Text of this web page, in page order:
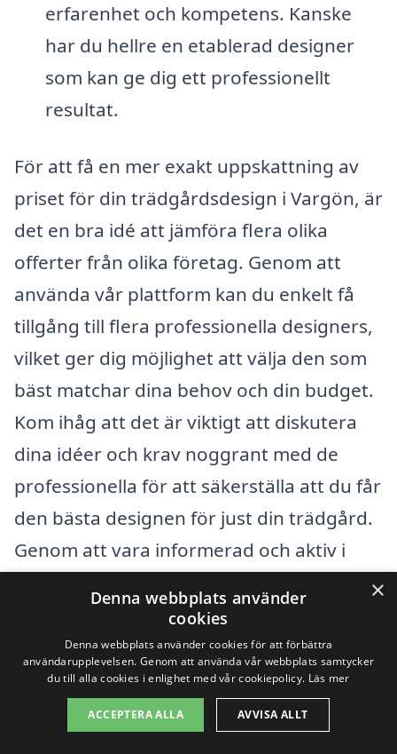
erfarenhet och kompetens. Kanske
har du hellre en etablerad designer
som kan ge dig ett professionellt
resultat.
För att få en mer exakt uppskattning av
priset för din trädgårdsdesign i Vargön, är
det en bra idé att jämföra flera olika
offerter från olika företag. Genom att
använda vår plattform kan du enkelt få
tillgång till flera professionella designers,
vilket ger dig möjlighet att välja den som
bäst matchar dina behov och din budget.
Kom ihåg att det är viktigt att diskutera
dina idéer och krav noggrant med de
professionella för att säkerställa att du får
den bästa designen för just din trädgård.
Genom att vara informerad och aktiv i
alltid velat ha, utan att spräcka din
budget.
Få 3 erbjudanden, gratis och utan
×
Denna webbplats använder
cookies
Denna webbplats använder cookies för att förbättra
användarupplevelsen. Genom att använda vår webbplats samtycker
du till alla cookies i enlighet med vår cookiepolicy. Läs mer
ACCEPTERA ALLA AVVISA ALLT